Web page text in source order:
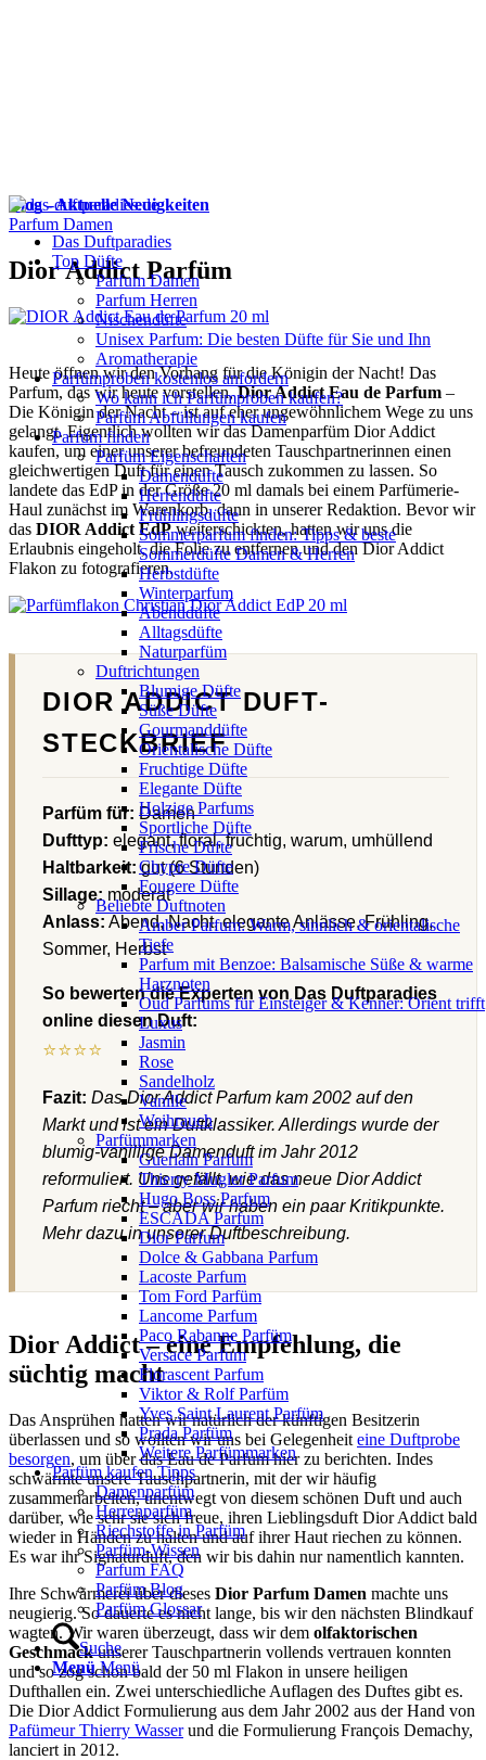
Das Duftparadies
Top Düfte
Parfum Damen
Parfum Herren
Nischendüfte
Unisex Parfum: Die besten Düfte für Sie und Ihn
Aromatherapie
Parfümproben kostenlos anfordern
Wo kann ich Parfümproben kaufen?
Parfüm Abfüllungen kaufen
Parfum finden
Parfüm Eigenschaften
Damendüfte
Herrendüfte
Frühlingsdüfte
Sommerparfum finden: Tipps & beste
Sommerdüfte Damen & Herren
Herbstdüfte
Winterparfum
Abenddüfte
Alltagsdüfte
Naturparfüm
Duftrichtungen
Blumige Düfte
Süße Düfte
Gourmanddüfte
Orientalische Düfte
Fruchtige Düfte
Elegante Düfte
Holzige Parfums
Sportliche Düfte
Frische Düfte
Chypre Düfte
Fougere Düfte
Beliebte Duftnoten
Amber Parfum: Warm, sinnlich & orientalische
Tiefe
Parfum mit Benzoe: Balsamische Süße & warme
Harznoten
Oud Parfums für Einsteiger & Kenner: Orient trifft
Luxus
Jasmin
Rose
Sandelholz
Vanille
Weihrauch
Parfümmarken
Guerlain Parfum
Thierry Mugler Parfum
Hugo Boss Parfum
ESCADA Parfum
Dior Parfum
Dolce & Gabbana Parfum
Lacoste Parfum
Tom Ford Parfüm
Lancome Parfum
Paco Rabanne Parfüm
Versace Parfum
Florascent Parfum
Viktor & Rolf Parfüm
Yves Saint Laurent Parfüm
Prada Parfüm
Weitere Parfümmarken
Parfüm kaufen Tipps
Damenparfüm
Herrenparfüm
Riechstoffe in Parfüm
Parfüm-Wissen
Parfum FAQ
Parfüm Blog
Parfüm Glossar
Suche
Menü Menü
Blog - Aktuelle Neuigkeiten
Parfum Damen
Dior Addict Parfüm
Heute öffnen wir den Vorhang für die Königin der Nacht! Das
Parfum, das wir heute vorstellen,Dior Addict Eau de Parfum –
Die Königin der Nacht – ist auf eher ungewöhnlichem Wege zu uns
gelangt. Eigentlich wollten wir das Damenparfüm Dior Addict
kaufen, um einer unserer befreundeten Tauschpartnerinnen einen
gleichwertigen Duft für einen Tausch zukommen zu lassen. So
landete das EdP in der Größe 20 ml damals bei einem Parfümerie-
Haul zunächst im Warenkorb, dann in unserer Redaktion. Bevor wir
das DIOR Addict EdPweiterschickten, hatten wir uns die
Erlaubnis eingeholt, die Folie zu entfernen und den Dior Addict
Flakon zu fotografieren.
DIOR ADDICT DUFT-
STECKBRIEF
Parfüm für: Damen
Dufttyp: elegant, floral, fruchtig, warum, umhüllend
Haltbarkeit:gut (6 Stunden)
Sillage: moderat
Anlass: Abend, Nacht, elegante Anlässe, Frühling,
Sommer, Herbst
So bewerten die Experten von Das Duftparadies
online diesen Duft:
⭐⭐⭐⭐
Fazit: Das Dior Addict Parfum kam 2002 auf den
Markt und ist ein Duftklassiker. Allerdings wurde der
blumig-vanillige Damenduft im Jahr 2012
reformuliert. Uns gefällt, wie das neue Dior Addict
Parfum riecht – aber wir haben ein paar Kritikpunkte.
Mehr dazu in unserer Duftbeschreibung.
Dior Addict – eine Empfehlung, die
süchtig macht
Das Ansprühen hatten wir natürlich der künftigen Besitzerin
überlassen und so wollten wir uns bei Gelegenheit eine Duftprobe
besorgen, um über das Eau de Parfum hier zu berichten. Indes
schwärmte unsere Tauschpartnerin, mit der wir häufig
zusammenarbeiten, unentwegt von diesem schönen Duft und auch
darüber, wie sehr sie sich freue, ihren Lieblingsduft Dior Addict bald
wieder in Händen zu halten und auf ihrer Haut riechen zu können.
Es war ihr Signaturduft, den wir bis dahin nur namentlich kannten.
Ihre Schwärmerei über dieses Dior Parfum Damen machte uns
neugierig. So dauerte es nicht lange, bis wir den nächsten Blindkauf
wagten. Wir waren überzeugt, dass wir dem olfaktorischen
Geschmackunserer Tauschpartnerin vollends vertrauen konnten
und so zog schon bald der 50 ml Flakon in unsere heiligen
Dufthallen ein. Zwei unterschiedliche Auflagen des Duftes gibt es.
Die Dior Addict Formulierung aus dem Jahr 2002 aus der Hand von
Pafümeur Thierry Wasserund die Formulierung François Demachy,
lanciert in 2012.